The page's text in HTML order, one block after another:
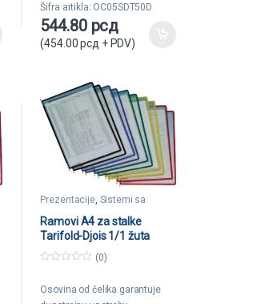
Šifra artikla: OC05SDT50D
544.80 рсд
(454.00рсд + PDV)
Prezentacije, Sistemi sa
Ramovi A4 za stalke
Tarifold-Djois 1/1 žuta
u
(0)
Osovina od čelika garantuje